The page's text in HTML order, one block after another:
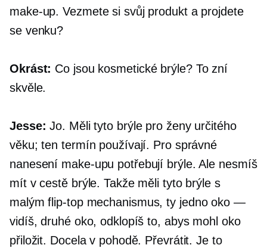
make-up. Vezmete si svůj produkt a projdete
se venku?
Okrást: Co jsou kosmetické brýle? To zní
skvěle.
Jesse: Jo. Měli tyto brýle pro ženy určitého
věku; ten termín používají. Pro správné
nanesení make-upu potřebují brýle. Ale nesmíš
mít v cestě brýle. Takže měli tyto brýle s
malýmflip-topmechanismus, ty jedno oko —
vidíš, druhé oko, odklopíš to, abys mohl oko
přiložit. Docela v pohodě. Převrátit. Je to